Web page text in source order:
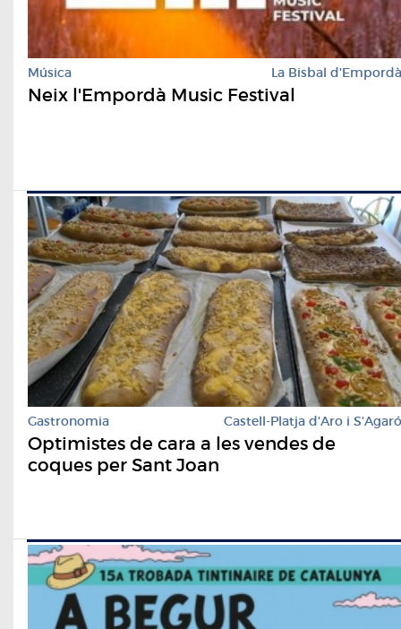
Música La Bisbal d'Empordà
Neix l'Empordà Music Festival
Gastronomia Castell-Platja d'Aro i S'Agaró
Optimistes de cara a les vendes de
coques per Sant Joan